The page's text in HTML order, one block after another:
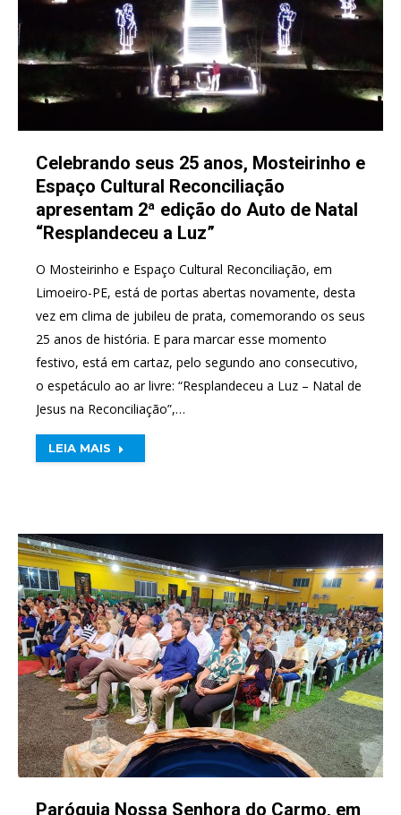
Celebrando seus 25 anos, Mosteirinho e
Espaço Cultural Reconciliação
apresentam 2ª edição do Auto de Natal
“Resplandeceu a Luz”
O Mosteirinho e Espaço Cultural Reconciliação, em
Limoeiro-PE, está de portas abertas novamente, desta
vez em clima de jubileu de prata, comemorando os seus
25 anos de história. E para marcar esse momento
festivo, está em cartaz, pelo segundo ano consecutivo,
o espetáculo ao ar livre: “Resplandeceu a Luz – Natal de
Jesus na Reconciliação”,…
LEIA MAIS
Paróquia Nossa Senhora do Carmo, em